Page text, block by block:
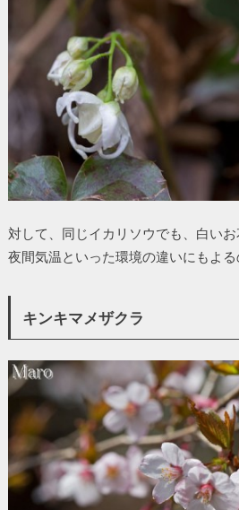
対して、同じイカリソウでも、白いお
夜間気温といった環境の違いにもよる
キンキマメザクラ